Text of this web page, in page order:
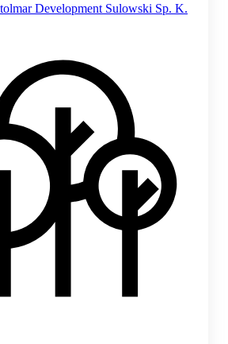
Development Sulowski Sp. K.